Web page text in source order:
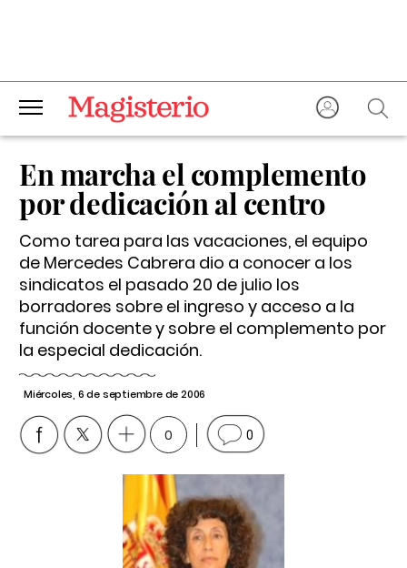
En marcha el complemento
por dedicación al centro
Como tarea para las vacaciones, el equipo
de Mercedes Cabrera dio a conocer a los
sindicatos el pasado 20 de julio los
borradores sobre el ingreso y acceso a la
función docente y sobre el complemento por
la especial dedicación.
Miércoles, 6 de septiembre de 2006
0 0